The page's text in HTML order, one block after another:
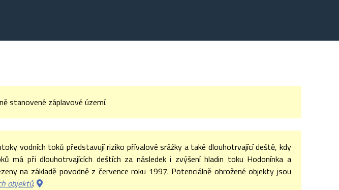
stanovené záplavové území.
vodních toků představují riziko přívalové srážky a také dlouhotrvající deště, kdy
má při dlouhotrvajících deštích za následek i zvýšení hladin toku Hodonínka a
na základě povodně z července roku 1997. Potenciálně ohrožené objekty jsou
objektů.